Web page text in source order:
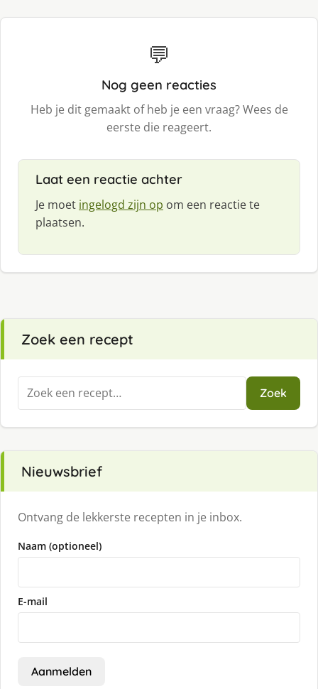
💬
Nog geen reacties
Heb je dit gemaakt of heb je een vraag? Wees de
eerste die reageert.
Laat een reactie achter
Je moet ingelogd zijn op om een reactie te
plaatsen.
Zoek een recept
Zoeken
naar:
Zoek
Nieuwsbrief
Ontvang de lekkerste recepten in je inbox.
Naam (optioneel)
E-mail
Aanmelden